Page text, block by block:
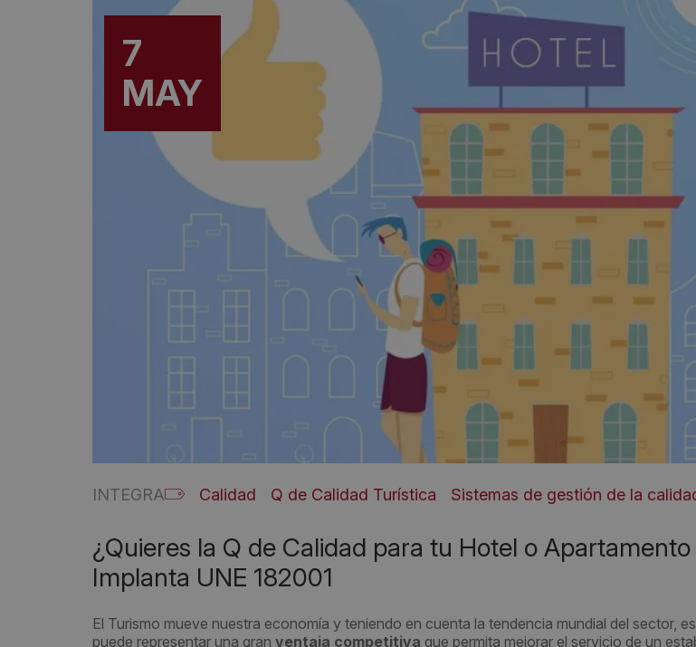
7
MAY
INTEGRA Calidad Q de Calidad Turística Sistemas de gestión de la
¿Quieres la Q de Calidad para tu Hotel o
Implanta UNE 182001
El Turismo mueve nuestra economía y teniendo en cuenta la tendencia mundial del sector,
puede representar una gran ventaja competitiva que permita mejorar el servicio de un